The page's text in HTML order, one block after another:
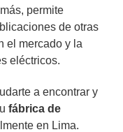
permite
de otras
el mercado y la
eléctricos.
a encontrar y
fábrica de
en Lima.